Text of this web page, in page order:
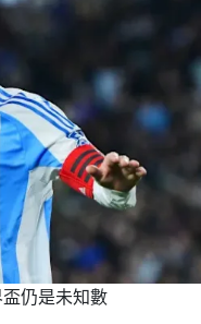
仍是未知數